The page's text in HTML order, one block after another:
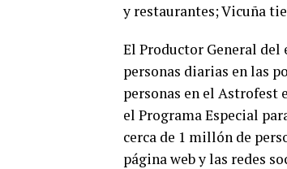
y restaurantes; Vicuña
El Productor General del
personas diarias en las
personas en el
el Programa Especial
cerca de 1 millón de
página web y las redes